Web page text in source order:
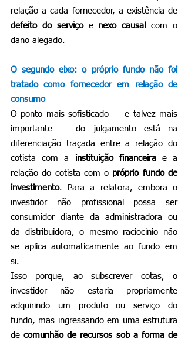
defeito do serviço e nexo causal
com o
dano alegado.
O segundo eixo: o próprio fundo não foi
tratado como fornecedor em relação de
consumo
O ponto mais sofisticado — e talvez mais
importante — do julgamento está na
diferenciação traçada entre a relação do
cotista com a instituição financeira e a
relação do cotista com o próprio fundo de
investimento. Para a relatora, embora o
investidor não profissional possa ser
consumidor diante da administradora ou
da distribuidora, o mesmo raciocínio não
se aplica automaticamente ao fundo em
si.
Isso porque, ao subscrever cotas, o
investidor não estaria propriamente
adquirindo um produto ou serviço do
fundo, mas ingressando em uma estrutura
de comunhão de recursos sob a forma de